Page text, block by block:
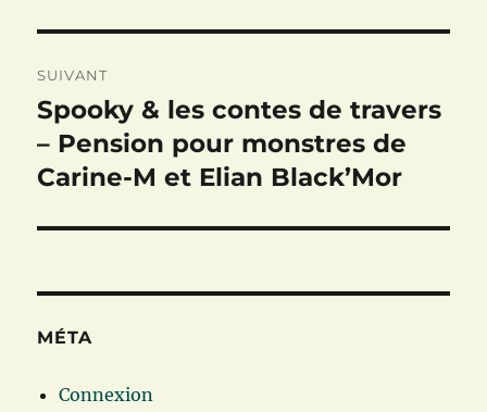
SUIVANT
Publication
suivante :
Spooky & les contes de travers
– Pension pour monstres de
Carine-M et Elian Black’Mor
MÉTA
Connexion